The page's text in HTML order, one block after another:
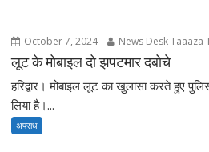
October 7, 2024 News Desk Taaaza
लूट के मोबाइल दो झपटमार दबोचे
हरिद्वार। मोबाइल लूट का खुलासा करते हुए
लिया है।...
अपराध